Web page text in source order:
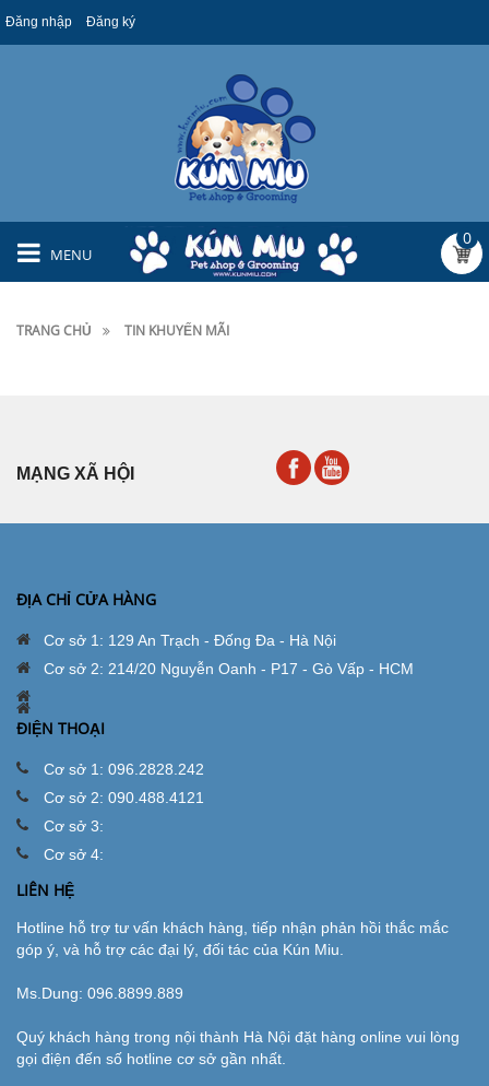
Đăng nhập Đăng ký
MENU
0
TRANG CHỦ TIN KHUYẾN MÃI
MẠNG XÃ HỘI
ĐỊA CHỈ CỬA HÀNG
Cơ sở 1: 129 An Trạch - Đống Đa - Hà Nội
Cơ sở 2: 214/20 Nguyễn Oanh - P17 - Gò Vấp - HCM
ĐIỆN THOẠI
Cơ sở 1: 096.2828.242
Cơ sở 2: 090.488.4121
Cơ sở 3:
Cơ sở 4:
LIÊN HỆ
Hotline hỗ trợ tư vấn khách hàng, tiếp nhận phản hồi thắc mắc
góp ý, và hỗ trợ các đại lý, đối tác của Kún Miu.
Ms.Dung: 096.8899.889
Quý khách hàng trong nội thành Hà Nội đặt hàng online vui lòng
gọi điện đến số hotline cơ sở gần nhất.